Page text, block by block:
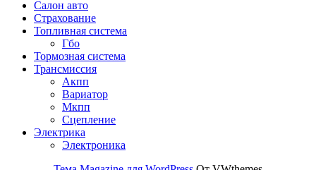
Салон авто
Страхование
Топливная система
Гбо
Тормозная система
Трансмиссия
Акпп
Вариатор
Мкпп
Сцепление
Электрика
Электроника